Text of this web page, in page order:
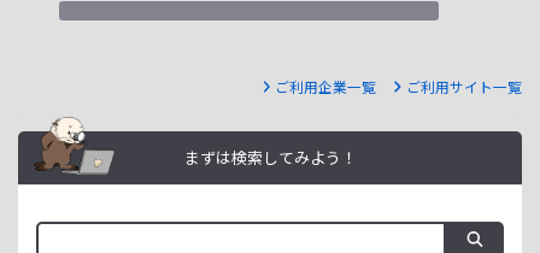
ご利用企業一覧 ご利用サイト一覧
まずは検索してみよう！